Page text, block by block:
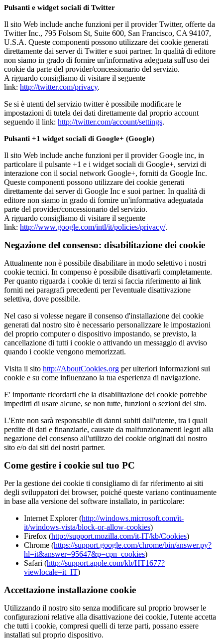
Pulsanti e widget sociali di Twitter
Il sito Web include anche funzioni per il provider Twitter, offerte da
Twitter Inc., 795 Folsom St, Suite 600, San Francisco, CA 94107,
U.S.A. Queste componenti possono utilizzare dei cookie generati
direttamente dai server di Twitter e suoi partner. In qualità di editore
non siamo in grado di fornire un'informativa adeguata sull'uso dei
cookie da parte del provider/concessionario del servizio.
A riguardo consigliamo di visitare il seguente
link: http://twitter.com/privacy.
Se si è utenti del servizio twitter è possibile modificare le
impostazioni di tutela dei dati direttamente dal proprio account
seguendo il link: http://twitter.com/account/settings.
Pulsanti +1 widget sociali di Google+ (Google)
Il sito Web include anche funzioni per il provider Google inc, in
particolare il pulsante +1 e i widget sociali di Google+, servizi di
interazione con il social network Google+, forniti da Google Inc.
Queste componenti possono utilizzare dei cookie generati
direttamente dai server di Google Inc e suoi partner. In qualità di
editore non siamo in grado di fornire un'informativa adeguatada
parte del provider/concessionario del servizio.
A riguardo consigliamo di visitare il seguente
link: http://www.google.com/intl/it/policies/privacy/.
Negazione del consenso: disabilitazione dei cookie
Attualmente non è possibile disabilitare in modo selettivo i nostri
cookie tecnici. In compenso è possibile disattivarli completamente.
Per quanto riguarda i cookie di terzi si faccia riferimento ai link
forniti nei paragrafi precedenti per l'eventuale disattivazione
selettiva, dove possibile.
Nel caso si volesse negare il consenso d'installazione dei cookie
generati dal nostro sito è necessario personalizzare le impostazioni
del proprio computer o dispositivo impostando, se previsto, la
cancellazione di tutti i cookie o attivando un messaggio di avviso
quando i cookie vengono memorizzati.
Visita il sito http://AboutCookies.org per ulteriori informazioni sui
cookie e su come influenzano la tua esperienza di navigazione.
E' importante ricordarti che la disabilitazione dei cookie potrebbe
impedirti di usare alcune, se non tutte, funzioni o sezioni del sito.
L'Ente non sarà responsabile di danni subiti dall'utente, tra i quali
perdite di dati e finanziarie, causate da malfunzionamenti legati alla
negazione del consenso all'utilizzo dei cookie originati dal nostro
sito e/o dai siti dei nostri partner.
Come gestire i cookie sul tuo PC
Per la gestione dei cookie ti consigliamo di far riferimento ai siti
degli sviluppatori dei browser, poiché queste variano continuamente
in base alla versione del software installato, in particolare:
Internet Explorer (http://windows.microsoft.com/it-
it/windows-vista/block-or-allow-cookies)
Firefox (http://support.mozilla.com/it-IT/kb/Cookies)
Chrome (https://support.google.com/chrome/bin/answer.py?
hl=it&answer=95647&p=cpn_cookies)
Safari (http://support.apple.com/kb/HT1677?
viewlocale=it_IT)
Accettazione installazione cookie
Utilizzando il nostro sito senza modificare sul proprio browser le
configurazioni relative alla disattivazione dei cookie, l'utente accetta
che tutti i cookie, compresi quelli di terze parti, possano essere
installati sul proprio dispositivo.